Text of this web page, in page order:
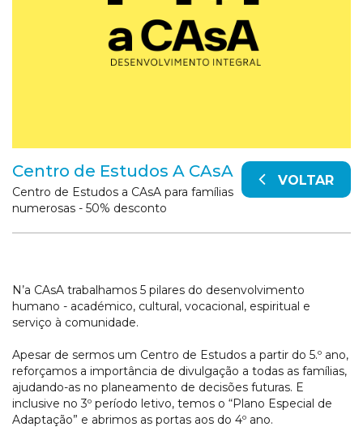
Centro de Estudos A CAsA VOLTAR
Centro de Estudos a CAsA para famílias
numerosas - 50% desconto
N’a CAsA trabalhamos 5 pilares do desenvolvimento
humano - académico, cultural, vocacional, espiritual e
serviço à comunidade.
Apesar de sermos um Centro de Estudos a partir do 5.º ano,
reforçamos a importância de divulgação a todas as famílias,
ajudando-as no planeamento de decisões futuras. E
inclusive no 3º período letivo, temos o “Plano Especial de
Adaptação” e abrimos as portas aos do 4º ano.